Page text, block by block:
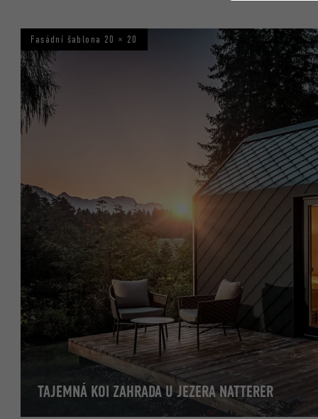
TAJEMNÁ KOI ZAHRADA U JEZERA NATTERER
Fasádní šablona 20 × 20